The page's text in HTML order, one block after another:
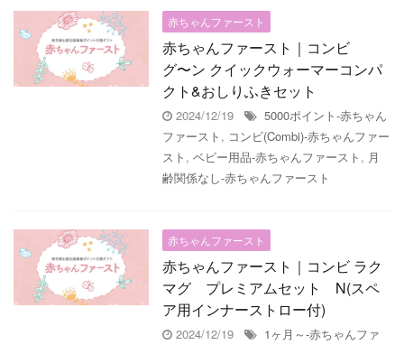
赤ちゃんファースト
赤ちゃんファースト｜コンビ
グ〜ン クイックウォーマーコンパ
クト&おしりふきセット
2024/12/19
5000ポイント-赤ちゃん
ファースト , コンビ(Combi)-赤ちゃんファー
スト , ベビー用品-赤ちゃんファースト , 月
齢関係なし-赤ちゃんファースト
赤ちゃんファースト
赤ちゃんファースト｜コンビ ラク
マグ プレミアムセット N(スペ
ア用インナーストロー付)
2024/12/19
1ヶ月～-赤ちゃんファ